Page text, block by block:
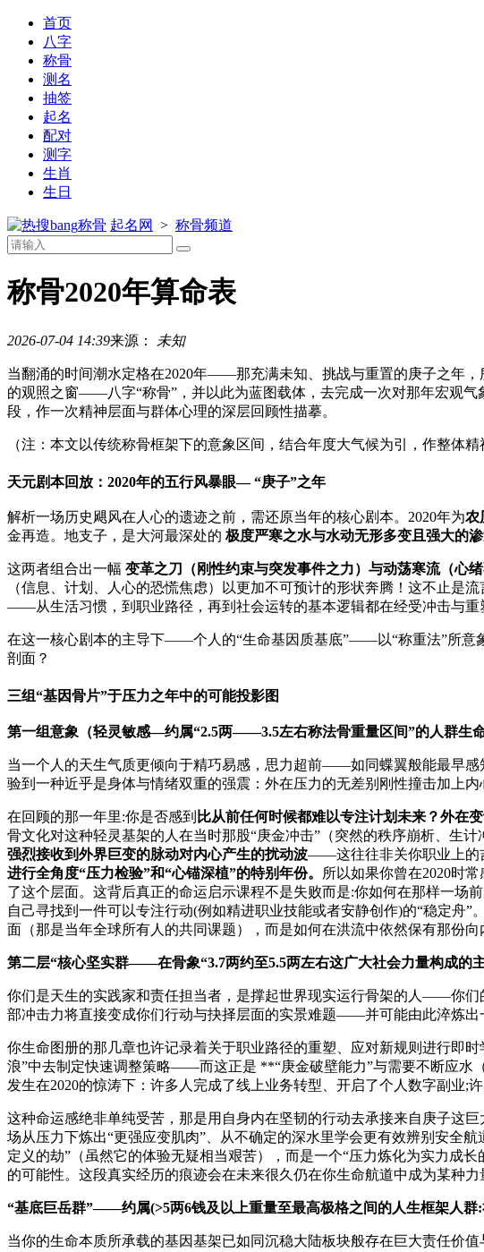
首页
八字
称骨
测名
抽签
起名
配对
测字
生肖
生日
称骨 起名网 > 称骨频道
称骨2020年算命表
2026-07-04 14:39来源： 未知
当翻涌的时间潮水定格在2020年——那充满未知、挑战与重置的庚子之年
的观照之窗——八字“称骨”，并以此为蓝图载体，去完成一次对那年宏观
段，作一次精神层面与群体心理的深层回顾性描摹。
（注：本文以传统称骨框架下的意象区间，结合年度大气候为引，作整体
天元剧本回放：2020年的五行风暴眼— “庚子”之年
解析一场历史飓风在人心的遗迹之前，需还原当年的核心剧本。2020年为农
金再造。地支子，是大河最深处的 极度严寒之水与水动无形多变且强大的
这两者组合出一幅 变革之刀（刚性约束与突发事件之力）与动荡寒流（心
（信息、计划、人心的恐慌焦虑）以更加不可预计的形状奔腾！这不止是
——从生活习惯，到职业路径，再到社会运转的基本逻辑都在经受冲击与重
在这一核心剧本的主导下——个人的“生命基因质基底”——以“称重法”所意
剖面？
三组“基因骨片”于压力之年中的可能投影图
第一组意象（轻灵敏感—约属“2.5两——3.5左右称法骨重量区间”的人群生命
当一个人的天生气质更倾向于精巧易感，思力超前——如同蝶翼般能最早
验到一种近乎是身体与情绪双重的强震：外在压力的无差别刚性撞击加上
在回顾的那一年里:你是否感到 比从前任何时候都难以专注计划未来？外在
骨文化对这种轻灵基架的人在当时那股“庚金冲击”（突然的秩序崩析、生
强烈接收到外界巨变的脉动对内心产生的扰动波——这往往非关你职业上的
进行全角度“压力检验”和“心锚深植”的特别年份。
所以如果你曾在2020时
了这个层面。这背后真正的命运启示课程不是失败而是:你如何在那样一
自己寻找到一件可以专注行动(例如精进职业技能或者安静创作)的“稳定
面（那是当年全球所有人的共同课题），而是如何在洪流中依然保有那份向
第二层“核心坚实群——在骨象“3.7两约至5.5两左右这广大社会力量构成的
你们是天生的实践家和责任担当者，是撑起世界现实运行骨架的人——你
部冲击力将直接变成你们行动与抉择层面的实景难题——并可能由此淬炼出
你生命图册的那几章也许记录着关于职业路径的重塑、应对新规则进行即
浪”中去制定快速调整策略——而这正是 **“庚金破壁能力”与需要不断应水
发生在2020的惊涛下：许多人完成了线上业务转型、开启了个人数字副业;
这种命运感绝非单纯受苦，那是用自身内在坚韧的行动去承接来自庚子这
场从压力下炼出“更强应变肌肉”、从不确定的深水里学会更有效辨别安全
定义的劫”（虽然它的体验无疑相当艰苦），而是一个“压力炼化为实力
的可能性。这段真实经历的痕迹会在未来很久仍在你生命航道中成为某种
“基底巨岳群”——约属(>5两6钱及以上重量至最高极格之间的人生框架人群
当你的生命本质所承载的基因基架已如同沉稳大陆板块般存在巨大责任